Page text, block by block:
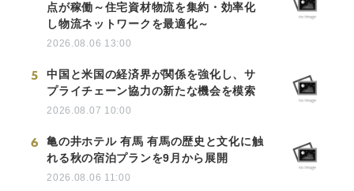
点が稼働～住宅資材物流を集約・効率化
し物流ネットワークを最適化～
2026.08.06 13:00
5
中国と米国の経済界が関係を強化し、サ
プライチェーン協力の新たな機会を模索
2026.08.07 10:00
6
亀の井ホテル 有馬 有馬の歴史と文化に触
れる秋の宿泊プランを9月から展開
2026.08.06 11:00